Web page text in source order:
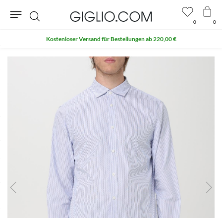
0 0
Suche
Kostenloser Versand für Bestellungen ab 220,00 €